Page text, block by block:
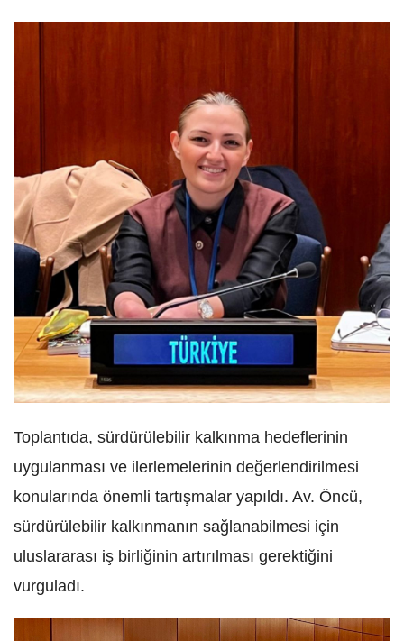
Toplantıda, sürdürülebilir kalkınma hedeflerinin
uygulanması ve ilerlemelerinin değerlendirilmesi
konularında önemli tartışmalar yapıldı. Av. Öncü,
sürdürülebilir kalkınmanın sağlanabilmesi için
uluslararası iş birliğinin artırılması gerektiğini
vurguladı.